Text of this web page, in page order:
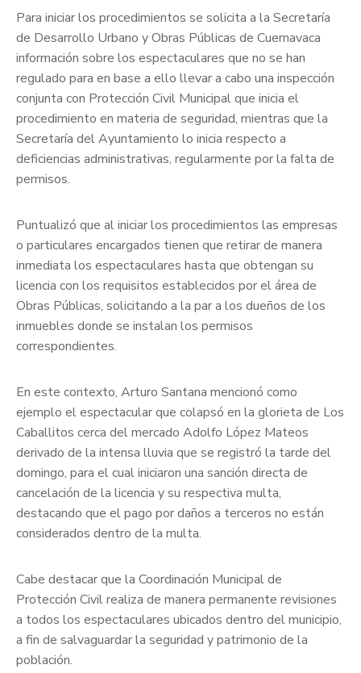
Para iniciar los procedimientos se solicita a la Secretaría
de Desarrollo Urbano y Obras Públicas de Cuernavaca
información sobre los espectaculares que no se han
regulado para en base a ello llevar a cabo una inspección
conjunta con Protección Civil Municipal que inicia el
procedimiento en materia de seguridad, mientras que la
Secretaría del Ayuntamiento lo inicia respecto a
deficiencias administrativas, regularmente por la falta de
permisos.
Puntualizó que al iniciar los procedimientos las empresas
o particulares encargados tienen que retirar de manera
inmediata los espectaculares hasta que obtengan su
licencia con los requisitos establecidos por el área de
Obras Públicas, solicitando a la par a los dueños de los
inmuebles donde se instalan los permisos
correspondientes.
En este contexto, Arturo Santana mencionó como
ejemplo el espectacular que colapsó en la glorieta de Los
Caballitos cerca del mercado Adolfo López Mateos
derivado de la intensa lluvia que se registró la tarde del
domingo, para el cual iniciaron una sanción directa de
cancelación de la licencia y su respectiva multa,
destacando que el pago por daños a terceros no están
considerados dentro de la multa.
Cabe destacar que la Coordinación Municipal de
Protección Civil realiza de manera permanente revisiones
a todos los espectaculares ubicados dentro del municipio,
a fin de salvaguardar la seguridad y patrimonio de la
población.